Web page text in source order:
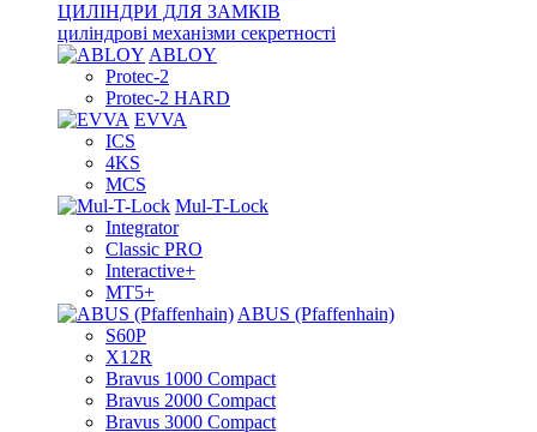
ЦИЛІНДРИ ДЛЯ ЗАМКІВ
циліндрові механізми секретності
ABLOY
Protec-2
Protec-2 HARD
EVVA
ICS
4KS
MCS
Mul-T-Lock
Integrator
Classic PRO
Interactive+
MT5+
ABUS (Pfaffenhain)
S60P
X12R
Bravus 1000 Compact
Bravus 2000 Compact
Bravus 3000 Compact